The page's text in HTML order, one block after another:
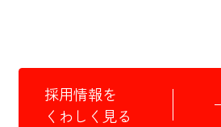
採用情報を
くわしく見る